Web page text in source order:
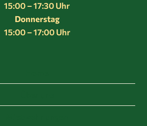
15:00 – 17:30 Uhr
Donnerstag
15:00 – 17:00 Uhr